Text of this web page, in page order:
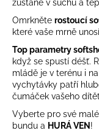
zůstane v suchu a
Omrkněte rostoucí
které vaše mrně unosí
Top parametry
když se spustí déšť.
mládě je v terénu i
vychytávky patří
čumáček vašeho
Vyberte pro své
bundu a HURÁ VEN!
e
b
u
j
e
t
e
n